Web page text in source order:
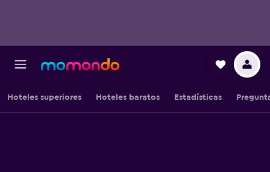
Hoteles superiores Hoteles baratos Estadísticas